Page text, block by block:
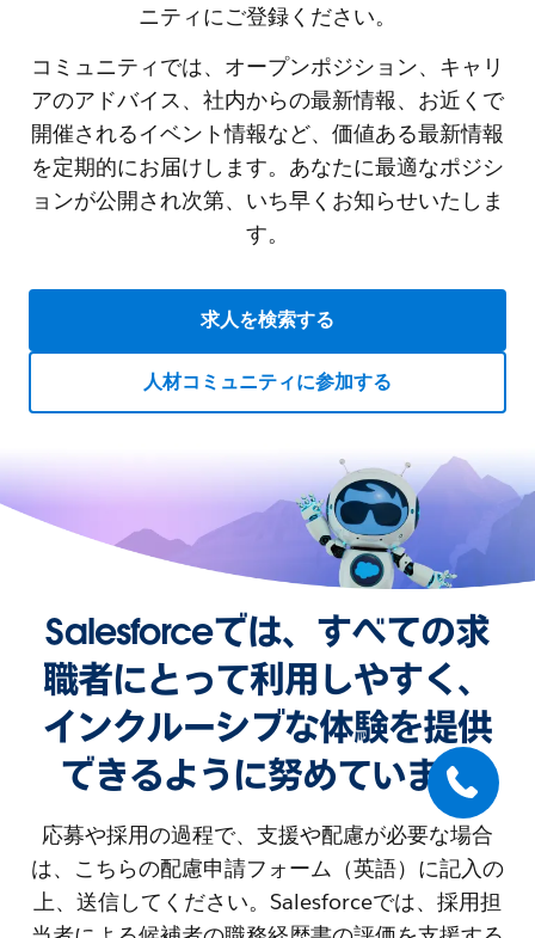
ニティにご登録ください。
コミュニティでは、オープンポジション、キャリ
アのアドバイス、社内からの最新情報、お近くで
開催されるイベント情報など、価値ある最新情報
を定期的にお届けします。あなたに最適なポジシ
ョンが公開され次第、いち早くお知らせいたしま
す。
求人を検索する
人材コミュニティに参加する
Salesforceでは、すべての求
職者にとって利用しやすく、
インクルーシブな体験を提供
できるように努めています
応募や採用の過程で、支援や配慮が必要な場合
は、こちらの配慮申請フォーム（英語）に記入の
上、送信してください。Salesforceでは、採用担